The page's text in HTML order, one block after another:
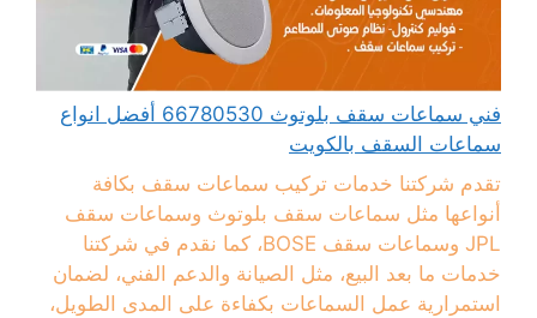
فني سماعات سقف بلوتوث 66780530 أفضل انواع
سماعات السقف بالكويت
تقدم شركتنا خدمات تركيب سماعات سقف بكافة
أنواعها مثل سماعات سقف بلوتوث وسماعات سقف
JPL وسماعات سقف BOSE، كما نقدم في شركتنا
خدمات ما بعد البيع، مثل الصيانة والدعم الفني، لضمان
استمرارية عمل السماعات بكفاءة على المدى الطويل،